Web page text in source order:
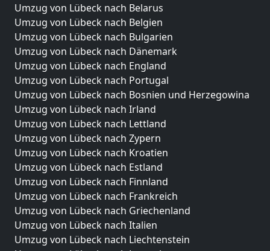
Umzug von Lübeck nach Belarus
Umzug von Lübeck nach Belgien
Umzug von Lübeck nach Bulgarien
Umzug von Lübeck nach Dänemark
Umzug von Lübeck nach England
Umzug von Lübeck nach Portugal
Umzug von Lübeck nach Bosnien und Herzegowina
Umzug von Lübeck nach Irland
Umzug von Lübeck nach Lettland
Umzug von Lübeck nach Zypern
Umzug von Lübeck nach Kroatien
Umzug von Lübeck nach Estland
Umzug von Lübeck nach Finnland
Umzug von Lübeck nach Frankreich
Umzug von Lübeck nach Griechenland
Umzug von Lübeck nach Italien
Umzug von Lübeck nach Liechtenstein